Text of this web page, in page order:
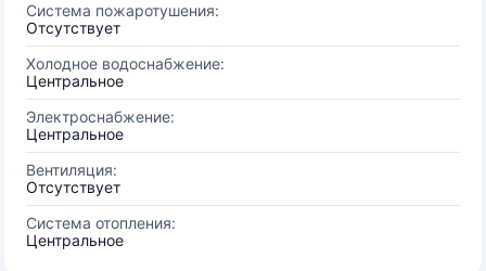
Система пожаротушения:
Отсутствует
Холодное водоснабжение:
Центральное
Электроснабжение:
Центральное
Вентиляция:
Отсутствует
Система отопления:
Центральное